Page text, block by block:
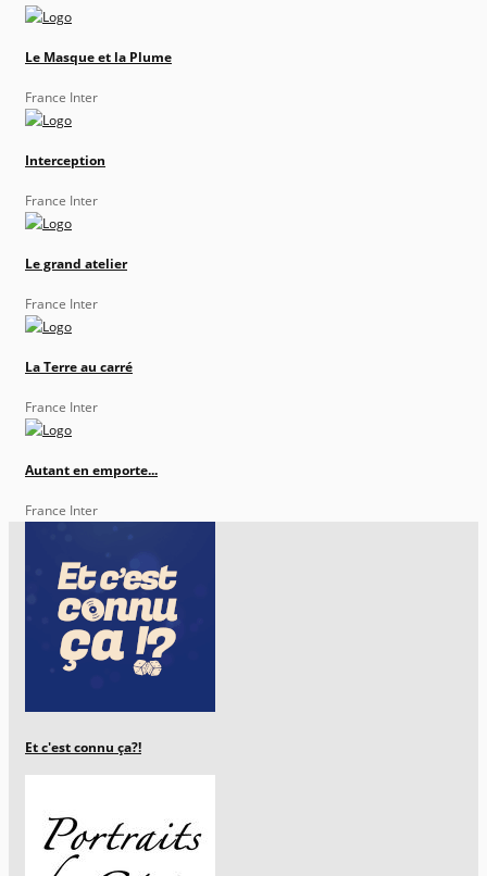
Le Masque et la Plume
France Inter
Interception
France Inter
Le grand atelier
France Inter
La Terre au carré
France Inter
Autant en emporte...
France Inter
Et c'est connu ça?!